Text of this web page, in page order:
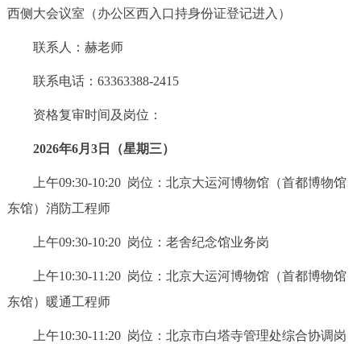
西侧大会议室（办公区西入口持身份证登记进入）
联系人：赫老师
联系电话：63363388-2415
资格复审时间及岗位：
2026年6月3日（星期三）
上午09:30-10:20 岗位：北京大运河博物馆（首都博物馆
东馆）消防工程师
上午09:30-10:20 岗位：老舍纪念馆业务岗
上午10:30-11:20 岗位：北京大运河博物馆（首都博物馆
东馆）暖通工程师
上午10:30-11:20 岗位：北京市白塔寺管理处综合协调岗